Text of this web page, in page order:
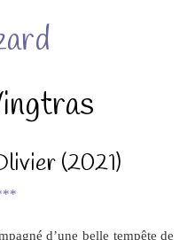
(2021)
d’une belle tempête de